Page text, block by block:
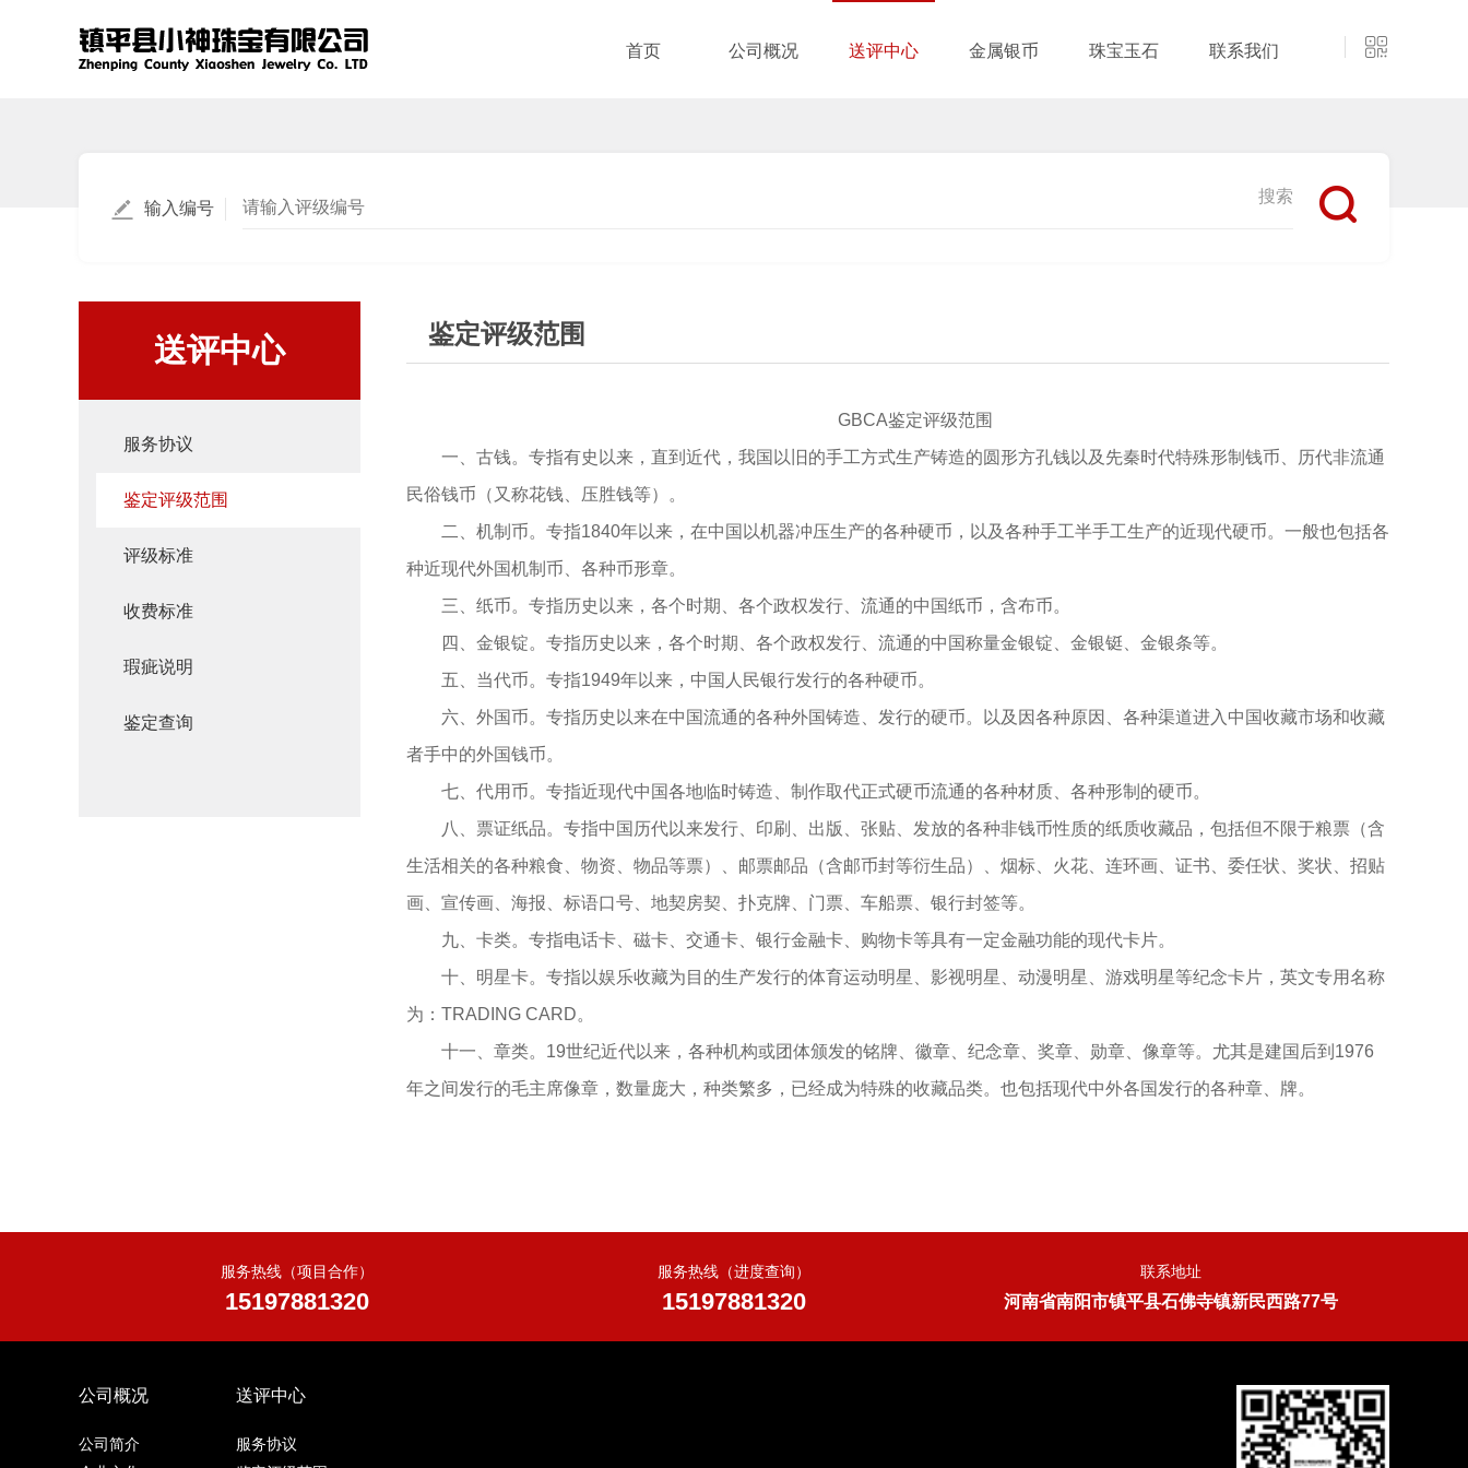
首页 公司概况 送评中心 金属银币 珠宝玉石 联系我们
输入编号
送评中心
服务协议
鉴定评级范围
评级标准
收费标准
瑕疵说明
鉴定查询
鉴定评级范围
GBCA鉴定评级范围
一、古钱。专指有史以来，直到近代，我国以旧的手工方式生产铸造的圆形方孔钱以及先秦时代特殊形制钱币、历代非流通
民俗钱币（又称花钱、压胜钱等）。
二、机制币。专指1840年以来，在中国以机器冲压生产的各种硬币，以及各种手工半手工生产的近现代硬币。一般也包括各
种近现代外国机制币、各种币形章。
三、纸币。专指历史以来，各个时期、各个政权发行、流通的中国纸币，含布币。
四、金银锭。专指历史以来，各个时期、各个政权发行、流通的中国称量金银锭、金银铤、金银条等。
五、当代币。专指1949年以来，中国人民银行发行的各种硬币。
六、外国币。专指历史以来在中国流通的各种外国铸造、发行的硬币。以及因各种原因、各种渠道进入中国收藏市场和收藏
者手中的外国钱币。
七、代用币。专指近现代中国各地临时铸造、制作取代正式硬币流通的各种材质、各种形制的硬币。
八、票证纸品。专指中国历代以来发行、印刷、出版、张贴、发放的各种非钱币性质的纸质收藏品，包括但不限于粮票（含
生活相关的各种粮食、物资、物品等票）、邮票邮品（含邮币封等衍生品）、烟标、火花、连环画、证书、委任状、奖状、招贴
画、宣传画、海报、标语口号、地契房契、扑克牌、门票、车船票、银行封签等。
九、卡类。专指电话卡、磁卡、交通卡、银行金融卡、购物卡等具有一定金融功能的现代卡片。
十、明星卡。专指以娱乐收藏为目的生产发行的体育运动明星、影视明星、动漫明星、游戏明星等纪念卡片，英文专用名称
为：TRADING CARD。
十一、章类。19世纪近代以来，各种机构或团体颁发的铭牌、徽章、纪念章、奖章、勋章、像章等。尤其是建国后到1976
年之间发行的毛主席像章，数量庞大，种类繁多，已经成为特殊的收藏品类。也包括现代中外各国发行的各种章、牌。
服务热线（项目合作）
15197881320
服务热线（进度查询）
15197881320
联系地址
河南省南阳市镇平县石佛寺镇新民西路77号
公司概况
公司简介
送评中心
服务协议